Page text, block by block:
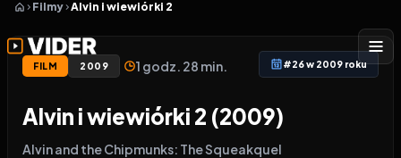
Filmy Alvin i wiewiórki 2
FILM 2009 1 godz. 28 min. #26 w 2009 roku
Alvin i wiewiórki 2 (2009)
Alvin and the Chipmunks: The Squeakquel